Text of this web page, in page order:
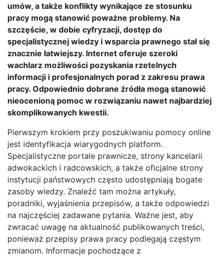
umów, a także konflikty wynikające ze stosunku
pracy mogą stanowić poważne problemy. Na
szczęście, w dobie cyfryzacji, dostęp do
specjalistycznej wiedzy i wsparcia prawnego stał się
znacznie łatwiejszy. Internet oferuje szeroki
wachlarz możliwości pozyskania rzetelnych
informacji i profesjonalnych porad z zakresu prawa
pracy. Odpowiednio dobrane źródła mogą stanowić
nieocenioną pomoc w rozwiązaniu nawet najbardziej
skomplikowanych kwestii.
Pierwszym krokiem przy poszukiwaniu pomocy online
jest identyfikacja wiarygodnych platform.
Specjalistyczne portale prawnicze, strony kancelarii
adwokackich i radcowskich, a także oficjalne strony
instytucji państwowych często udostępniają bogate
zasoby wiedzy. Znaleźć tam można artykuły,
poradniki, wyjaśnienia przepisów, a także odpowiedzi
na najczęściej zadawane pytania. Ważne jest, aby
zwracać uwagę na aktualność publikowanych treści,
ponieważ przepisy prawa pracy podlegają częstym
zmianom. Informacje pochodzące z